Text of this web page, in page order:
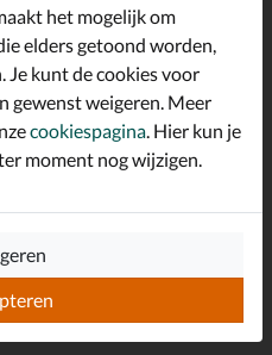
en ontvang €10,-
het mogelijk om
elders getoond worden,
Je kunt de cookies voor
gewenst weigeren. Meer
cookiespagina . Hier kun je
moment nog wijzigen.